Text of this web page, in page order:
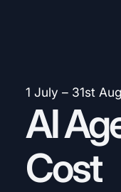
1 July – 31st
AI
Cost